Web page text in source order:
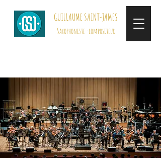
GUILLAUME SAINT-JAMES
Saxophoniste -compositeur